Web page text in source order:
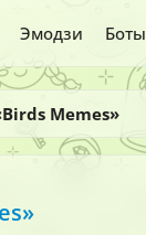
Эмодзи Боты
Memes»